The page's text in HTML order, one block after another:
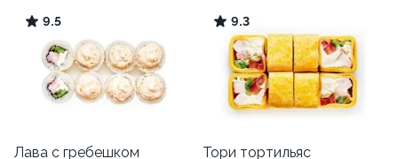
9.5
Лава с гребешком
9.3
Тори тортильяс